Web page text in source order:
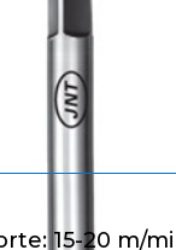
15-20 m/